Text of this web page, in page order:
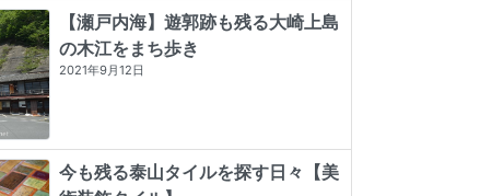
【瀬戸内海】遊郭跡も残る大崎上島
の木江をまち歩き
2021年9月12日
今も残る泰山タイルを探す日々【美